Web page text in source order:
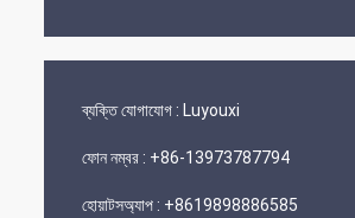
ব্যক্তি যোগাযোগ : Luyouxi
ফোন নম্বর : +86-13973787794
হোয়াটসঅ্যাপ : +8619898886585